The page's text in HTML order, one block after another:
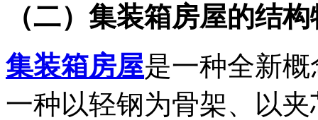
（二）集装箱房屋的结
集装箱房屋是一种全新
一种以轻钢为骨架、以